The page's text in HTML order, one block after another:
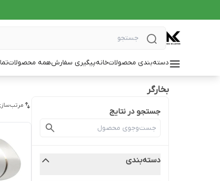
دسته‌بندی محصولاتخانهپیگیری سفارشهمه محصولات
بخارگر
جستجو در نتایج
دسته‌بندی